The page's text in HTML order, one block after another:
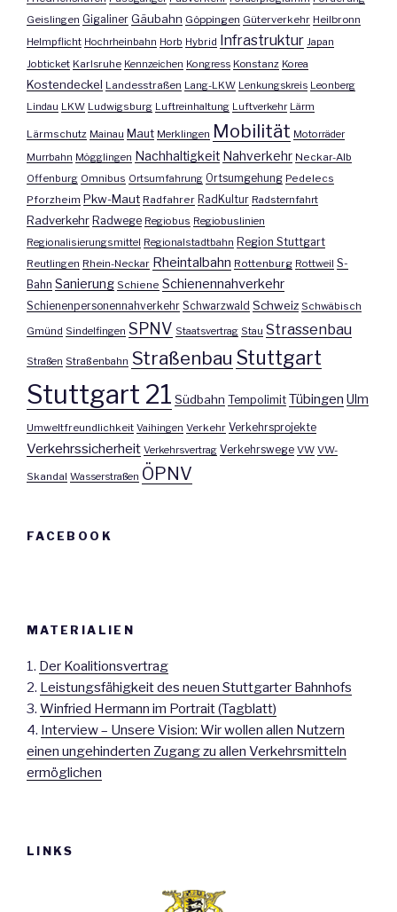
Geislingen Gigaliner Gäubahn Göppingen Güterverkehr Heilbronn
Helmpflicht Hochrheinbahn Horb Hybrid Infrastruktur Japan
Jobticket Karlsruhe Kennzeichen Kongress Konstanz Korea
Kostendeckel Landesstraßen Lang-LKW Lenkungskreis Leonberg
Lindau LKW Ludwigsburg Luftreinhaltung Luftverkehr Lärm
Lärmschutz Mainau Maut Merklingen Mobilität Motorräder
Murrbahn Mögglingen Nachhaltigkeit Nahverkehr Neckar-Alb
Offenburg Omnibus Ortsumfahrung Ortsumgehung Pedelecs
Pforzheim Pkw-Maut Radfahrer RadKultur Radsternfahrt
Radverkehr Radwege Regiobus Regiobuslinien
Regionalisierungsmittel Regionalstadtbahn Region Stuttgart
Reutlingen Rhein-Neckar Rheintalbahn Rottenburg Rottweil S-
Bahn Sanierung Schiene Schienennahverkehr
Schienenpersonennahverkehr Schwarzwald Schweiz Schwäbisch
Gmünd Sindelfingen SPNV Staatsvertrag Stau Strassenbau
Straßen Straßenbahn Straßenbau Stuttgart
Stuttgart 21 Südbahn Tempolimit Tübingen Ulm
Umweltfreundlichkeit Vaihingen Verkehr Verkehrsprojekte
Verkehrssicherheit Verkehrsvertrag Verkehrswege VW VW-
Skandal Wasserstraßen ÖPNV
FACEBOOK
MATERIALIEN
1. Der Koalitionsvertrag
2. Leistungsfähigkeit des neuen Stuttgarter Bahnhofs
3. Winfried Hermann im Portrait (Tagblatt)
4. Interview – Unsere Vision: Wir wollen allen Nutzern
einen ungehinderten Zugang zu allen Verkehrsmitteln
ermöglichen
LINKS